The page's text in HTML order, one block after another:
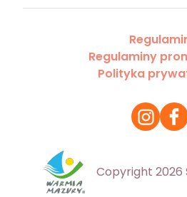
Regulaminy
Polityka
Copyright 2026